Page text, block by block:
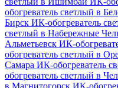
обогреватель светлый в
Бирск ИК-обогреватель
светлый в Набережные
Альметьевск ИК-
обогреватель светлый в
Самара ИК-обогреватель
обогреватель светлый в